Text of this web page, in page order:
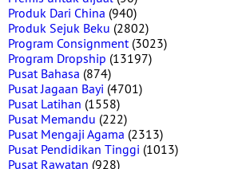
Produk Dari China (940)
Produk Sejuk Beku (2802)
Program Consignment(3023)
Program Dropship (13197)
Pusat Bahasa (874)
Pusat Jagaan Bayi (4701)
Pusat Latihan (1558)
Pusat Memandu (222)
Pusat Mengaji Agama (2313)
Pusat Pendidikan Tinggi (1013)
Pusat Rawatan (928)